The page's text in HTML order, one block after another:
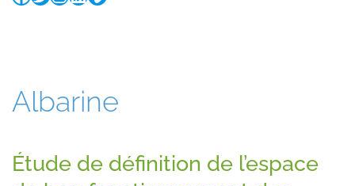
Albarine
Étude de définition de l’espace